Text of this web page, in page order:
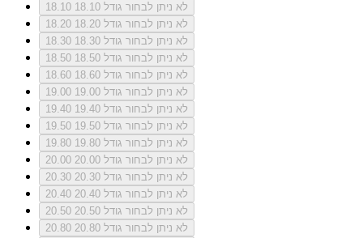
18.10
לא ניתן לבחור גודל 18.10
18.20
לא ניתן לבחור גודל 18.20
18.30
לא ניתן לבחור גודל 18.30
18.50
לא ניתן לבחור גודל 18.50
18.60
לא ניתן לבחור גודל 18.60
19.00
לא ניתן לבחור גודל 19.00
19.40
לא ניתן לבחור גודל 19.40
19.50
לא ניתן לבחור גודל 19.50
19.80
לא ניתן לבחור גודל 19.80
20.00
לא ניתן לבחור גודל 20.00
20.30
לא ניתן לבחור גודל 20.30
20.40
לא ניתן לבחור גודל 20.40
20.50
לא ניתן לבחור גודל 20.50
20.80
לא ניתן לבחור גודל 20.80